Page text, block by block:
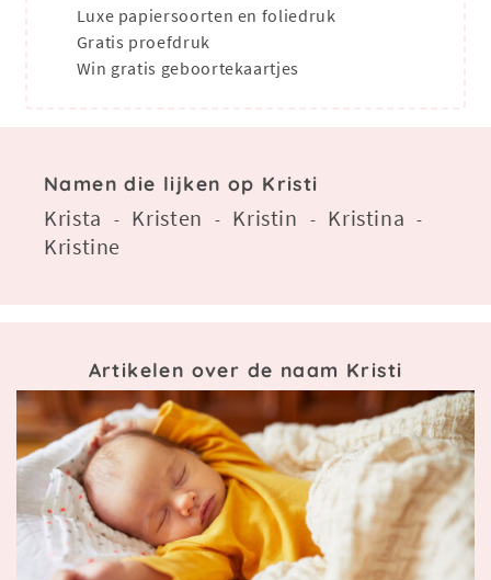
Luxe papiersoorten en foliedruk
Gratis proefdruk
Win gratis geboortekaartjes
Namen die lijken op Kristi
Krista - Kristen - Kristin - Kristina -
Kristine
Artikelen over de naam Kristi